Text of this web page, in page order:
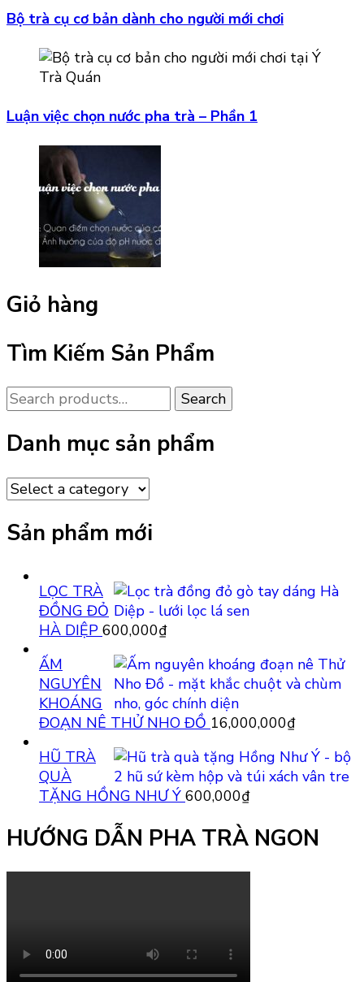
Bộ trà cụ cơ bản dành cho người mới chơi
Luận việc chọn nước pha trà – Phần 1
Giỏ hàng
Tìm Kiếm Sản Phẩm
Search
for:
Search
Danh mục sản phẩm
Sản phẩm mới
LỌC TRÀ
ĐỒNG ĐỎ
HÀ DIỆP 600,000₫
ẤM
NGUYÊN
KHOÁNG
ĐOẠN NÊ THỬ NHO ĐỒ 16,000,000₫
HŨ TRÀ
QUÀ
TẶNG HỒNG NHƯ Ý 600,000₫
HƯỚNG DẪN PHA TRÀ NGON